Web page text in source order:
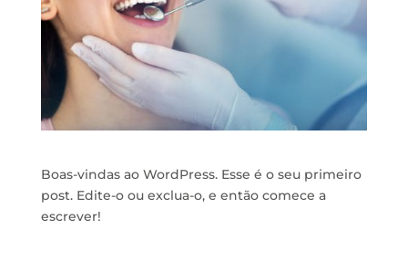
Boas-vindas ao WordPress. Esse é o seu primeiro
post. Edite-o ou exclua-o, e então comece a
escrever!